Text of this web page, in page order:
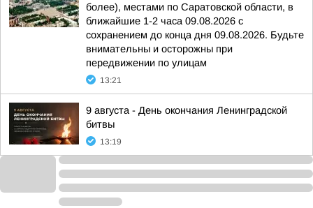
более), местами по Саратовской области, в
ближайшие 1-2 часа 09.08.2026 с
сохранением до конца дня 09.08.2026. Будьте
внимательны и осторожны при
передвижении по улицам
13:21
9 августа - День окончания Ленинградской
битвы
13:19